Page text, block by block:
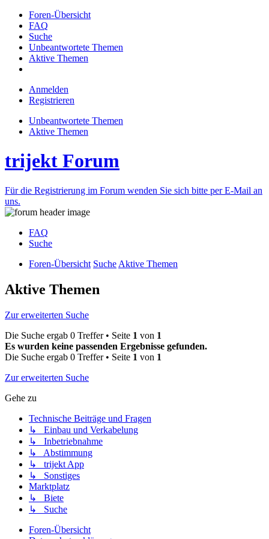
Foren-Übersicht
FAQ
Suche
Unbeantwortete Themen
Aktive Themen
Anmelden
Registrieren
Unbeantwortete Themen
Aktive Themen
trijekt Forum
Für die Registrierung im Forum wenden Sie sich bitte per E-Mail an
uns.
FAQ
Suche
Foren-Übersicht Suche Aktive Themen
Aktive Themen
Zur erweiterten Suche
Die Suche ergab 0 Treffer • Seite 1 von 1
Es wurden keine passenden Ergebnisse gefunden.
Die Suche ergab 0 Treffer • Seite 1 von 1
Zur erweiterten Suche
Gehe zu
Technische Beiträge und Fragen
↳ Einbau und Verkabelung
↳ Inbetriebnahme
↳ Abstimmung
↳ trijekt App
↳ Sonstiges
Marktplatz
↳ Biete
↳ Suche
Foren-Übersicht